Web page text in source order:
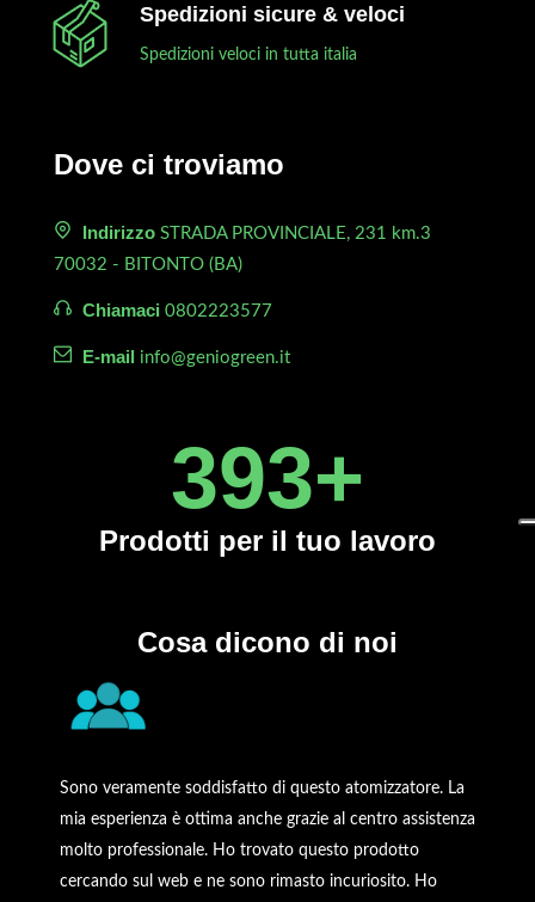
Spedizioni sicure & veloci
Spedizioni veloci in tutta italia
Dove ci troviamo
Indirizzo STRADA PROVINCIALE, 231 km.3
70032 - BITONTO (BA)
Chiamaci 0802223577
E-mail info@geniogreen.it
450+
Prodotti per il tuo lavoro
Cosa dicono di noi
Sono veramente soddisfatto di questo atomizzatore. La
mia esperienza è ottima anche grazie al centro assistenza
molto professionale. Ho trovato questo prodotto
cercando sul web e ne sono rimasto incuriosito. Ho